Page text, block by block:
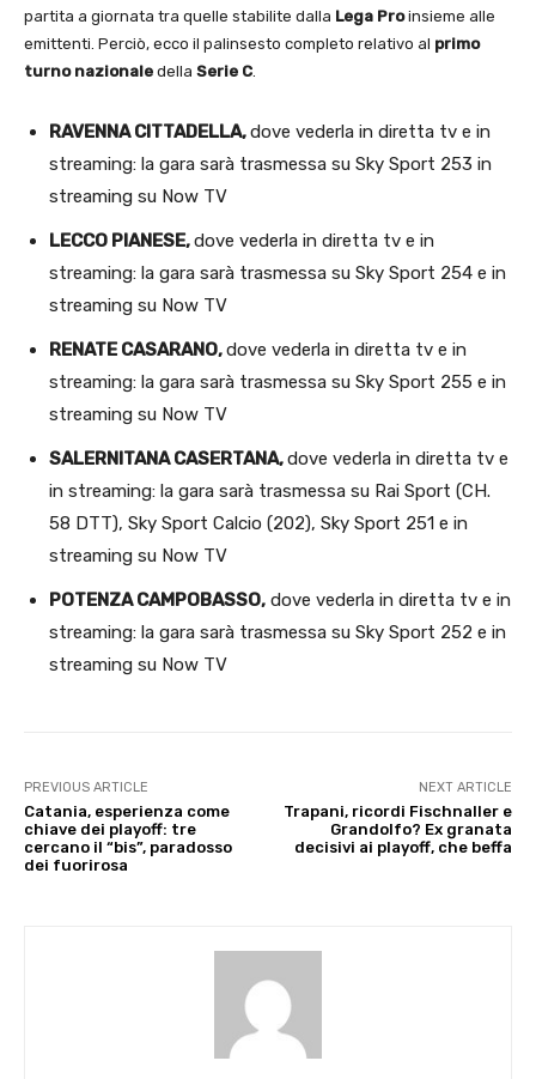
partita a giornata tra quelle stabilite dalla Lega Proinsieme alle
emittenti. Perciò, ecco il palinsesto completo relativo al primo
turno nazionale della Serie C.
RAVENNA CITTADELLA,dove vederla in diretta tv e in
streaming: la gara sarà trasmessa su Sky Sport 253 in
streaming su Now TV
LECCO PIANESE,dove vederla in diretta tv e in
streaming: la gara sarà trasmessa su Sky Sport 254 e in
streaming su Now TV
RENATE CASARANO,dove vederla in diretta tv e in
streaming: la gara sarà trasmessa su Sky Sport 255 e in
streaming su Now TV
SALERNITANA CASERTANA,dove vederla in diretta tv e
in streaming: la gara sarà trasmessa su Rai Sport (CH.
58 DTT), Sky Sport Calcio (202), Sky Sport 251 e in
streaming su Now TV
POTENZA CAMPOBASSO, dove vederla in diretta tv e in
streaming: la gara sarà trasmessa su Sky Sport 252 e in
streaming su Now TV
PREVIOUS ARTICLE
Catania, esperienza come
chiave dei playoff: tre
cercano il “bis”, paradosso
dei fuorirosa
NEXT ARTICLE
Trapani, ricordi Fischnaller e
Grandolfo? Ex granata
decisivi ai playoff, che beffa